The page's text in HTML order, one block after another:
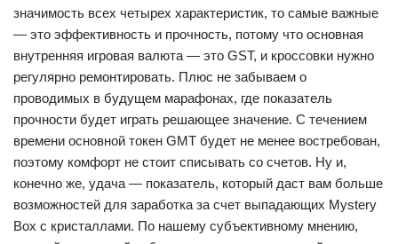
значимость всех четырех характеристик, то самые важные
— это эффективность и прочность, потому что основная
внутренняя игровая валюта — это GST, и кроссовки нужно
регулярно ремонтировать. Плюс не забываем о
проводимых в будущем марафонах, где показатель
прочности будет играть решающее значение. С течением
времени основной токен GMT будет не менее востребован,
поэтому комфорт не стоит списывать со счетов. Ну и,
конечно же, удача — показатель, который даст вам больше
возможностей для заработка за счет выпадающих Mystery
Box с кристаллами. По нашему субъективному мнению,